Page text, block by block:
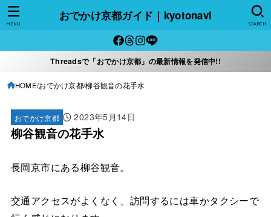
おでかけ京都ガイド｜kyotonavi
SEARCH
MENU
Threadsで「おでかけ京都」の最新情報を発信中!!
HOME おでかけ京都 柳谷観音の花手水
おでかけ京都 2023年5月14日
柳谷観音の花手水
長岡京市にある柳谷観音。
交通アクセスがよくなく、訪問するには車かタクシーで